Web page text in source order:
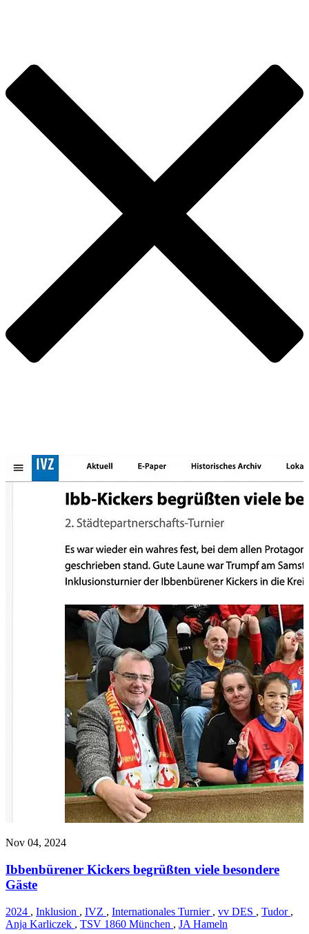
Nov 04, 2024
Ibbenbürener Kickers begrüßten viele besondere
Gäste
2024 , Inklusion , IVZ , Internationales Turnier , vv DES , Tudor ,
Anja Karliczek , TSV 1860 München , JA Hameln